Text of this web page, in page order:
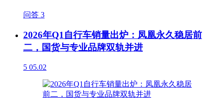
问答 3
2026年Q1自行车销量出炉：凤凰永久稳居前
二，国货与专业品牌双轨并进
5 05.02